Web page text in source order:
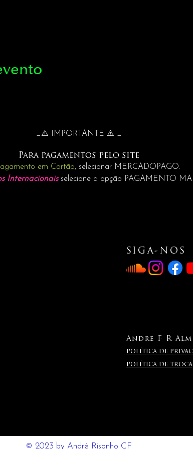
_⚠️ IMPORTANTE ⚠️ _
Para pagamentos pelo site
em Cartão, selecionar MERCADOPAGO.
Internacionais selecione a opção PAGAMENTO
SIGA-NOS
Andre F R
política de
política de troca,
© 2023 by André Risonho CF